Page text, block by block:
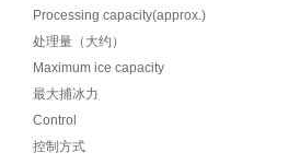
Processing capacity(approx.)
处理量（大约）
Maximum ice capacity
最大捕冰力
Control
控制方式